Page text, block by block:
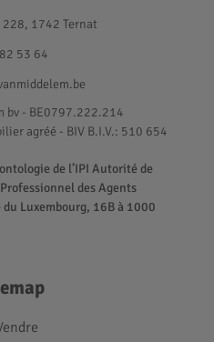
228, 1742 Ternat
53 64
bv - BE0797.222.214
agréé - BIV B.I.V.: 510 654
de l’IPI Autorité de
des Agents
Luxembourg, 16B à 1000